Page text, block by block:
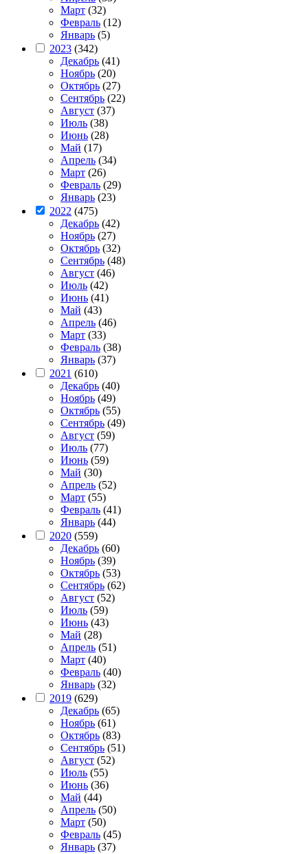
Март (32)
Февраль (12)
Январь (5)
2023 (342)
Декабрь (41)
Ноябрь (20)
Октябрь (27)
Сентябрь (22)
Август (37)
Июль (38)
Июнь (28)
Май (17)
Апрель (34)
Март (26)
Февраль (29)
Январь (23)
2022 (475)
Декабрь (42)
Ноябрь (27)
Октябрь (32)
Сентябрь (48)
Август (46)
Июль (42)
Июнь (41)
Май (43)
Апрель (46)
Март (33)
Февраль (38)
Январь (37)
2021 (610)
Декабрь (40)
Ноябрь (49)
Октябрь (55)
Сентябрь (49)
Август (59)
Июль (77)
Июнь (59)
Май (30)
Апрель (52)
Март (55)
Февраль (41)
Январь (44)
2020 (559)
Декабрь (60)
Ноябрь (39)
Октябрь (53)
Сентябрь (62)
Август (52)
Июль (59)
Июнь (43)
Май (28)
Апрель (51)
Март (40)
Февраль (40)
Январь (32)
2019 (629)
Декабрь (65)
Ноябрь (61)
Октябрь (83)
Сентябрь (51)
Август (52)
Июль (55)
Июнь (36)
Май (44)
Апрель (50)
Март (50)
Февраль (45)
Январь (37)